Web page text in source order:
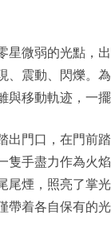
星微弱的光點，
、震動、閃爍。
移動軌迹，一擺
出門口，在門前
隻手盡力作為火
尾煙，照亮了掌
着各自保有的